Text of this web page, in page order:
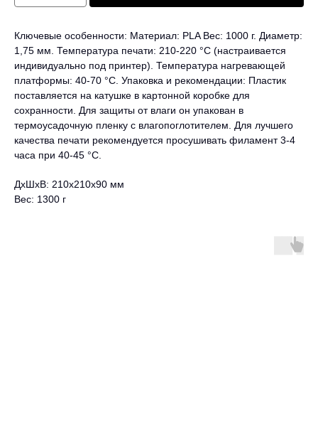
Ключевые особенности: Материал: PLA Вес: 1000 г. Диаметр:
1,75 мм. Температура печати: 210-220 °C (настраивается
индивидуально под принтер). Температура нагревающей
платформы: 40-70 °C. Упаковка и рекомендации: Пластик
поставляется на катушке в картонной коробке для
сохранности. Для защиты от влаги он упакован в
термоусадочную пленку с влагопоглотителем. Для лучшего
качества печати рекомендуется просушивать филамент 3-4
часа при 40-45 °C.
ДxШxВ: 210x210x90 мм
Вес: 1300 г